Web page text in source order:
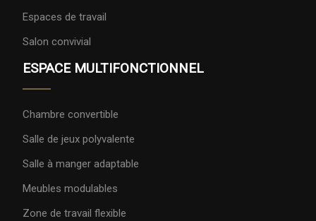
Espaces de travail
Salon convivial
ESPACE MULTIFONCTIONNEL
Chambre convertible
Salle de jeux polyvalente
Salle à manger adaptable
Meubles modulables
Zone de travail flexible